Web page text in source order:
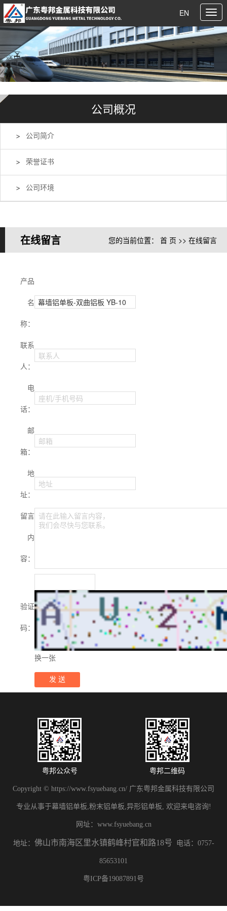
EN
公司概况
公司简介
荣誉证书
公司环境
在线留言 您的当前位置： 首 页 >> 在线留言
产品
名
称：
联系
人：
联系人
电
话：
座机/手机号码
邮
箱：
邮箱
地
址：
地址
留言
内
容：
请在此输入留言内容，
我们会尽快与您联系。
验证
码：
换一张
粤邦公众号 粤邦二维码
Copyright © https://www.fsyuebang.cn/ 广东粤邦金属科技有限公司
专业从事于幕墙铝单板,粉末铝单板,异形铝单板, 欢迎来电咨询!
网址： www.fsyuebang.cn
地址： 佛山市南海区里水镇鹤峰村官和路18号 电话：0757-
85653101
粤ICP备19087891号